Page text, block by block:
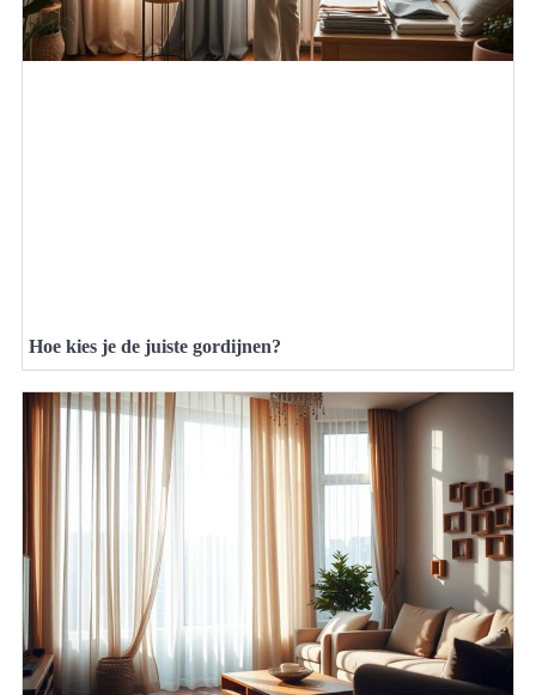
Hoe kies je de juiste gordijnen?